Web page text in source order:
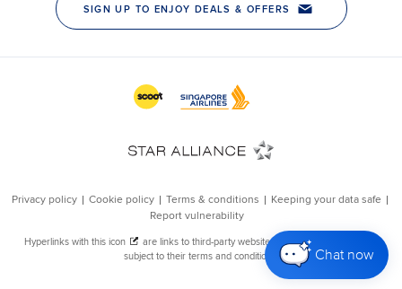
Chat now